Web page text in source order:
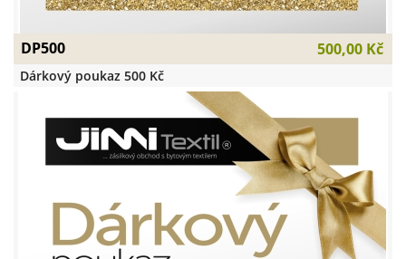
DP500 500,00 Kč
Dárkový poukaz 500 Kč